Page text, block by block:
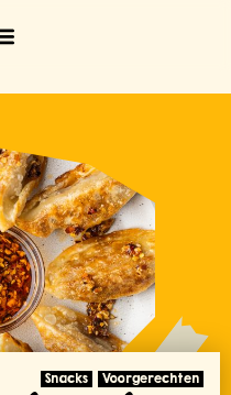
Snacks Voorgerechten